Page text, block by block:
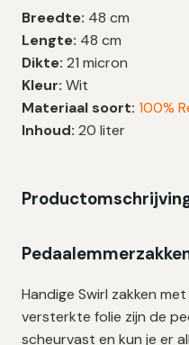
|
Scheurvast
&
Lekvrij
|
HDPE
My
cm
640
zakken
Breedte: 48 cm
Lengte: 48 cm
Dikte: 21 micron
Kleur: Wit
Materiaal soort: 100%
Inhoud: 20 liter
Handige Swirl zakken
versterkte folie zijn de
scheurvast en kun je er